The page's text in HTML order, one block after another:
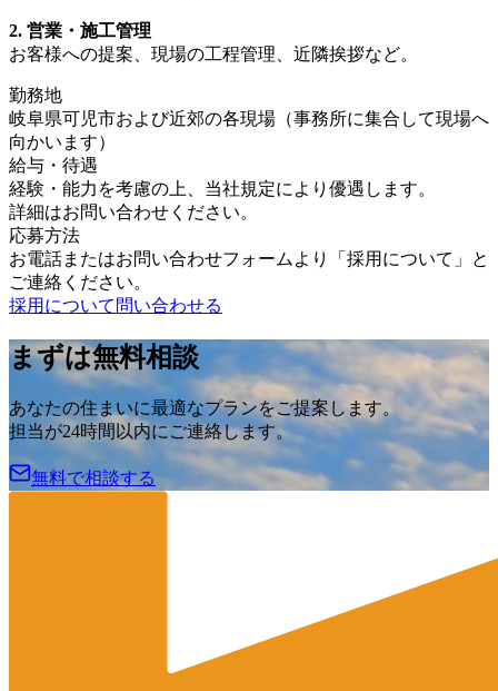
2. 営業・施工管理
お客様への提案、現場の工程管理、近隣挨拶など。
勤務地
岐阜県可児市および近郊の各現場（事務所に集合して現場へ
向かいます）
給与・待遇
経験・能力を考慮の上、当社規定により優遇します。
詳細はお問い合わせください。
応募方法
お電話またはお問い合わせフォームより「採用について」と
ご連絡ください。
採用について問い合わせる
まずは無料相談
あなたの住まいに最適なプランをご提案します。
担当が24時間以内にご連絡します。
無料で相談する